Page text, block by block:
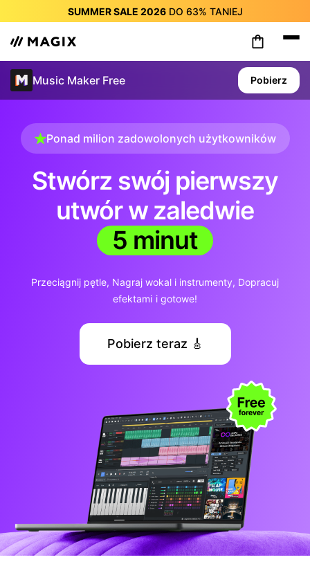
SUMMER SALE 2026DO 63% TANIEJ
SUMMER SALE 2026
SUMMER SALE 2026
TANIEJ
SUMMER SALE 2026DO63%TANIEJ
Music Maker Free Pobierz
Ponad milion zadowolonych użytkowników
Stwórz swój pierwszy
utwór w zaledwie
5 minut
Przeciągnij pętle Nagraj wokal i instrumenty Dopracuj
efektami i gotowe!
Pobierz teraz 🎸